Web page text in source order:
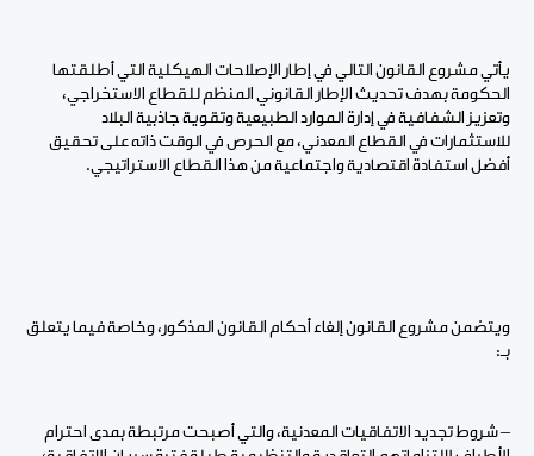
يأتي مشروع القانون التالي في إطار الإصلاحات الهيكلية التي أطلقتها
الحكومة بهدف تحديث الإطار القانوني المنظم للقطاع الاستخراجي،
وتعزيز الشفافية في إدارة الموارد الطبيعية وتقوية جاذبية البلاد
للاستثمارات في القطاع المعدني، مع الحرص في الوقت ذاته على تحقيق
أفضل استفادة اقتصادية واجتماعية من هذا القطاع الاستراتيجي.
ويتضمن مشروع القانون إلغاء أحكام القانون المذكور، وخاصة فيما يتعلق
بـ:
– شروط تجديد الاتفاقيات المعدنية، والتي أصبحت مرتبطة بمدى احترام